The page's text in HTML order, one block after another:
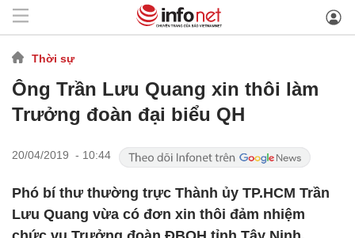
Thời sự
Ông Trần Lưu Quang xin thôi làm
Trưởng đoàn đại biểu QH
20/04/2019 - 10:44
Phó bí thư thường trực Thành ủy TP.HCM Trần
Lưu Quang vừa có đơn xin thôi đảm nhiệm